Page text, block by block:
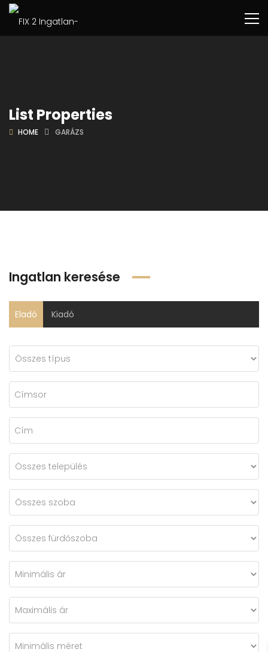
List Properties
HOME GARÁZS
Ingatlan keresése
Eladó Kiadó